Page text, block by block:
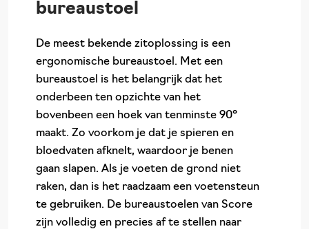
bureaustoel
De meest bekende zitoplossing is een
ergonomische bureaustoel. Met een
bureaustoel is het belangrijk dat het
onderbeen ten opzichte van het
bovenbeen een hoek van tenminste 90°
maakt. Zo voorkom je dat je spieren en
bloedvaten afknelt, waardoor je benen
gaan slapen. Als je voeten de grond niet
raken, dan is het raadzaam een voetensteun
te gebruiken. De bureaustoelen van Score
zijn volledig en precies af te stellen naar